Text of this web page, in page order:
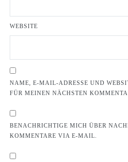
WEBSITE
NAME, E-MAIL-ADRESSE UND
FÜR MEINEN NÄCHSTEN
BENACHRICHTIGE MICH ÜBER
KOMMENTARE VIA E-MAIL.